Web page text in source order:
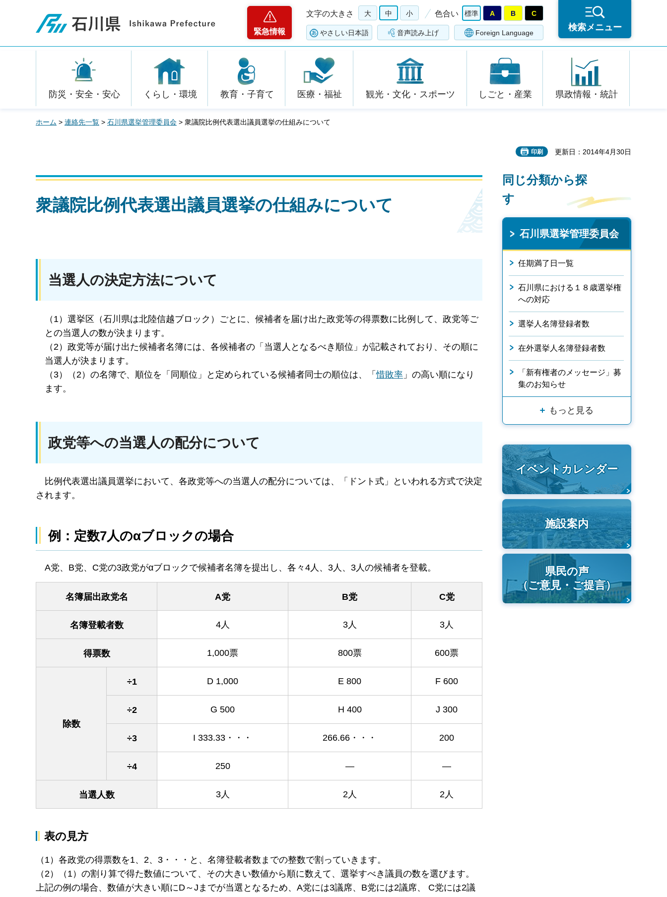
石川県
緊急情報
文字の大きさ 大 中 小 色合い 標準 A B C
やさしい日本語 音声読み上げ Foreign Language
検索メニュー
防災・安全・安心 くらし・環境 教育・子育て 医療・福祉 観光・文化・スポーツ しごと・産業 県政情報・統計
ホーム > 連絡先一覧 > 石川県選挙管理委員会 > 衆議院比例代表選出議員選挙の仕組みについて
印刷 更新日：2014年4月30日
衆議院比例代表選出議員選挙の仕組みについて
当選人の決定方法について
（1）選挙区（石川県は北陸信越ブロック）ごとに、候補者を届け出た政党等の得票数に比例して、政党等ご
との当選人の数が決まります。
（2）政党等が届け出た候補者名簿には、各候補者の「当選人となるべき順位」が記載されており、その順に
当選人が決まります。
（3）（2）の名簿で、順位を「同順位」と定められている候補者同士の順位は、「惜敗率 」の高い順になり
ます。
政党等への当選人の配分について
比例 代表選出議員選挙において、各政党等への当選人の配分については、「ドント式」といわれる方式で決定
されます。
例：定数7人のαブロックの場合
A党、B党、C党の3政党がαブロックで候補者名簿を提出し、各々4人、3人、3人の候補者を登載。
名簿届出政党名 A党 B党 C党
名簿登載者数 4人 3人 3人
得票数 1,000票 800票 600票
除数
÷1 D 1,000 E 800 F 600
÷2 G 500 H 400 J 300
÷3 I 333.33・・・ 266.66・・・ 200
÷4 250 ― ―
当選人数 3人 2人 2人
表の見方
（1）各政党の得票数を1、2、3・・・と、名簿登載者数までの整数で割っていきます。
（2）（1）の割り算で得た数値について、その大きい数値から順に数えて、選挙すべき議員の数を選びます。
上記の例の場合、数値が大きい順にD～Jまでが当選となるため、A党には3議席、B党には2議席、 C党には2議
同じ分類から探
す
石川県選挙管理委員会
任期満了日一覧
石川県における１８歳選挙権
への対応
選挙人名簿登録者数
在外選挙人名簿登録者数
「新有権者のメッセージ」募
集のお知らせ
もっと見る
イベントカレンダー
施設案内
県民の声
（ご意見・ご提言）